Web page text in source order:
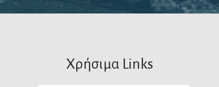
Χρήσιμα Links